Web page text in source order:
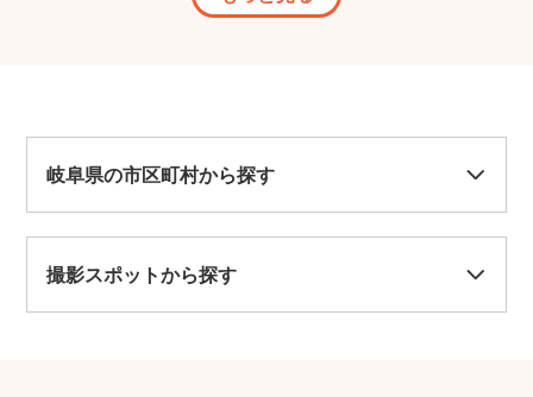
岐阜県の市区町村から探す
撮影スポットから探す